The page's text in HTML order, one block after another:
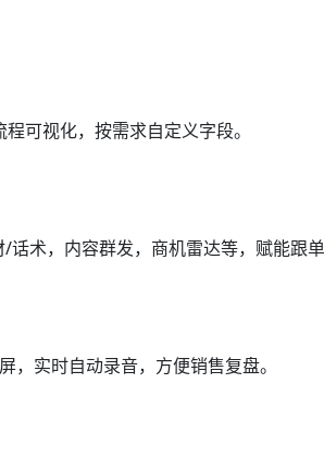
可视化，按需求自定义字段。
术，内容群发，商机雷达等，赋能跟
实时自动录音，方便销售复盘。